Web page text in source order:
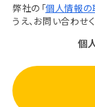
弊社の「個人情報の
うえ、お問い合わせ
個